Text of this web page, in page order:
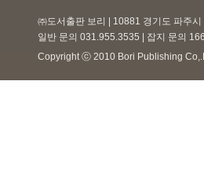
㈜도서출판 보리 | 10881 경기도 파주
일반 문의 031.955.3535 | 잡지 문의
Copyright ⓒ 2010 Bori Publishing